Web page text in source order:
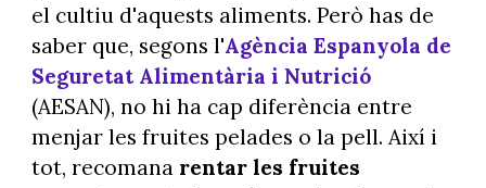
el cultiu d'aquests aliments. Però has de
saber que, segons l'Agència Espanyola de
Seguretat Alimentària i Nutrició
(AESAN), no hi ha cap diferència entre
menjar les fruites pelades o la pell. Així i
tot, recomana rentar les fruites